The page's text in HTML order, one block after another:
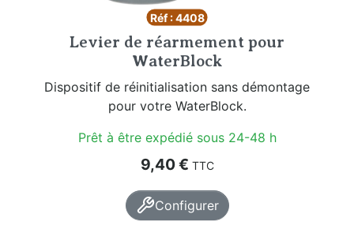
Réf : 4408
Levier de réarmement pour
WaterBlock
Dispositif de réinitialisation sans démontage
pour votre WaterBlock.
Prêt à être expédié sous 24-48 h
Prix
9,40 € TTC
Configurer